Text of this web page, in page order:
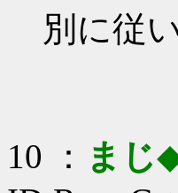
別に従
10 ： まじ